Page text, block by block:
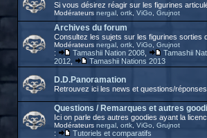
Si vous désirez réagir sur les figurines
Modérateurs nergal, ortk, ViGo Grujnot
Archives du forum
Consultez les sujets sur les figurines sorties
Modérateurs nergal, ortk, ViGo Grujnot
: Tamashii Nation 2008, Tamashii
2012, Tamashii Nations 2013
D.D.Panoramation
Retrouvez ici les news et questions/
Questions / Remarques et autres
Ici on parle des autres goodies ayant la
Modérateurs nergal, ortk, ViGo Grujnot
: Tutoriels et comparatifs